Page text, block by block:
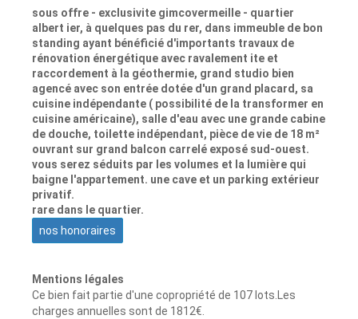
sous offre - exclusivite gimcovermeille - quartier
albert ier, à quelques pas du rer, dans immeuble de bon
standing ayant bénéficié d'importants travaux de
rénovation énergétique avec ravalement ite et
raccordement à la géothermie, grand studio bien
agencé avec son entrée dotée d'un grand placard, sa
cuisine indépendante ( possibilité de la transformer en
cuisine américaine), salle d'eau avec une grande cabine
de douche, toilette indépendant, pièce de vie de 18 m²
ouvrant sur grand balcon carrelé exposé sud-ouest.
vous serez séduits par les volumes et la lumière qui
baigne l'appartement. une cave et un parking extérieur
privatif.
rare dans le quartier.
nos honoraires
Mentions légales
Ce bien fait partie d'une copropriété de 107 lots.Les
charges annuelles sont de 1812€.